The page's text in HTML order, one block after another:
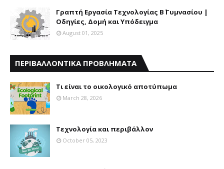
Γραπτή Εργασία Τεχνολογίας Β΄ Γυμνασίου |
Οδηγίες, Δομή και Υπόδειγμα
August 01, 2025
ΠΕΡΙΒΑΛΛΟΝΤΙΚΑ ΠΡΟΒΛΗΜΑΤΑ
Τι είναι το οικολογικό αποτύπωμα
March 28, 2026
Τεχνολογία και περιβάλλον
October 05, 2023